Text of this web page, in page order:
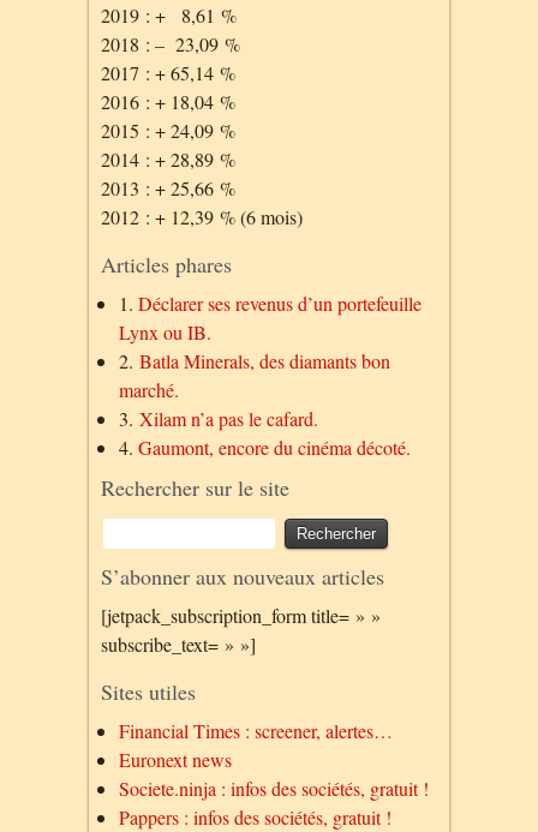
2019 : + 8,61 %
2018 : – 23,09 %
2017 : + 65,14 %
2016 : + 18,04 %
2015 : + 24,09 %
2014 : + 28,89 %
2013 : + 25,66 %
2012 : + 12,39 % (6 mois)
Articles phares
1. Déclarer ses revenus d’un portefeuille
Lynx ou IB.
2. Batla Minerals, des diamants bon
marché.
3. Xilam n’a pas le cafard.
4. Gaumont, encore du cinéma décoté.
Rechercher sur le site
S’abonner aux nouveaux articles
[jetpack_subscription_form title= » »
subscribe_text= » »]
Sites utiles
Financial Times : screener, alertes…
Euronext news
Societe.ninja : infos des sociétés, gratuit !
Pappers : infos des sociétés, gratuit !